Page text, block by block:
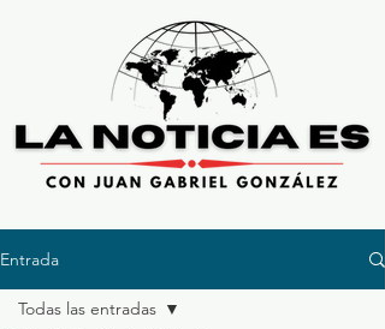
Entrada
Todas las entradas